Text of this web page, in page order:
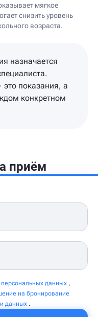
мягкое
снизить уровень
возраста.
назначается
показания, а
конкретном
приём
персональных данных ,
на бронирование
данных .